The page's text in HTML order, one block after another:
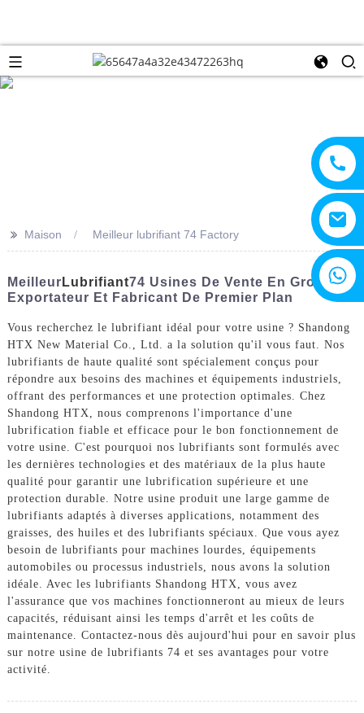
>> Maison Meilleur lubrifiant 74 Factory
Meilleur Lubrifiant74 Usines De Vente En Gros |
Exportateur Et Fabricant De Premier Plan
Vous recherchez le lubrifiant idéal pour votre usine ? Shandong
HTX New Material Co., Ltd. a la solution qu'il vous faut. Nos
lubrifiants de haute qualité sont spécialement conçus pour
répondre aux besoins des machines et équipements industriels,
offrant des performances et une protection optimales. Chez
Shandong HTX, nous comprenons l'importance d'une
lubrification fiable et efficace pour le bon fonctionnement de
votre usine. C'est pourquoi nos lubrifiants sont formulés avec
les dernières technologies et des matériaux de la plus haute
qualité pour garantir une lubrification supérieure et une
protection durable. Notre usine produit une large gamme de
lubrifiants adaptés à diverses applications, notamment des
graisses, des huiles et des lubrifiants spéciaux. Que vous ayez
besoin de lubrifiants pour machines lourdes, équipements
automobiles ou processus industriels, nous avons la solution
idéale. Avec les lubrifiants Shandong HTX, vous avez
l'assurance que vos machines fonctionneront au mieux de leurs
capacités, réduisant ainsi les temps d'arrêt et les coûts de
maintenance. Contactez-nous dès aujourd'hui pour en savoir plus
sur notre usine de lubrifiants 74 et ses avantages pour votre
activité.